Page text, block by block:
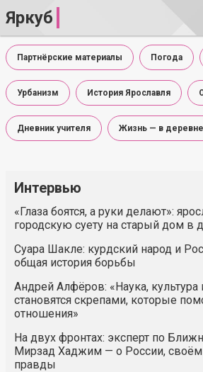
Яркуб
Партнёрские материалы Погода
Урбанизм История Ярославля
Дневник учителя Жизнь — в
Интервью
«Глаза боятся, а руки делают»:
городскую суету на старый дом в
Суара Шакле: курдский народ и
общая история борьбы
Андрей Алфёров: «Наука, культура
становятся скрепами, которые
отношения»
На двух фронтах: эксперт по
Мирзад Хаджим — о России, своём
правды